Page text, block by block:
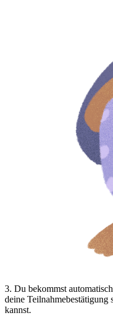
3. Du bekommst
deine Teilnahmebestätigung
kannst.